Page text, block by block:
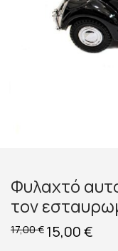
Φυλαχτό
τον
17,00€ Original
price
15,00€